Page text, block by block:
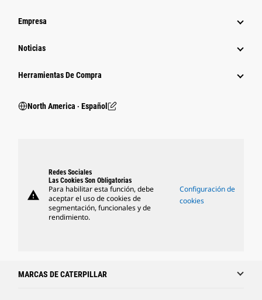
Empresa
Noticias
Herramientas De Compra
North America ‧ Español
warning
Redes Sociales
Las Cookies Son Obligatorias
Para habilitar esta función, debe
aceptar el uso de cookies de
segmentación, funcionales y de
rendimiento.
Configuración de
cookies
MARCAS DE CATERPILLAR